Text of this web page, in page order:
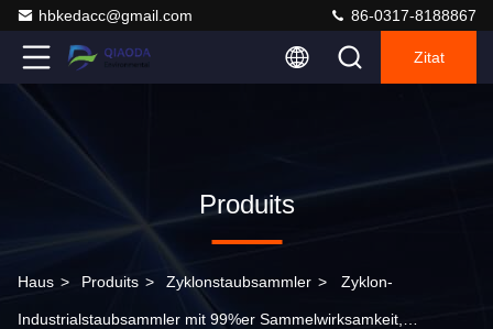
hbkedacc@gmail.com 86-0317-8188867
Zitat
Produits
Haus > Produits > Zyklonstaubsammler > Zyklon-
Industrialstaubsammler mit 99%er Sammelwirksamkeit,